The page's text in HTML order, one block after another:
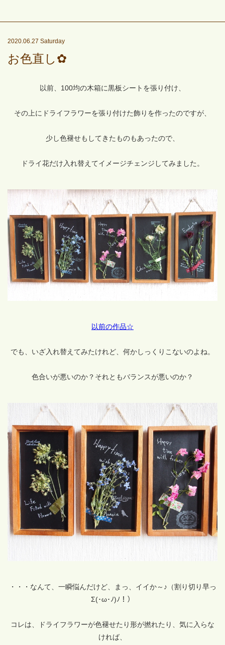
2020.06.27 Saturday
お色直し✿
以前、100均の木箱に黒板シートを張り付け、
その上にドライフラワーを張り付けた飾りを作ったのですが、
少し色褪せもしてきたものもあったので、
ドライ花だけ入れ替えてイメージチェンジしてみました。
以前の作品☆
でも、いざ入れ替えてみたけれど、何かしっくりこないのよね。
色合いが悪いのか？それともバランスが悪いのか？
・・・なんて、一瞬悩んだけど、まっ、イイか～♪（割り切り早っ
Σ(･ω･ﾉ)ﾉ！）
コレは、ドライフラワーが色褪せたり形が撚れたり、気に入らな
ければ、